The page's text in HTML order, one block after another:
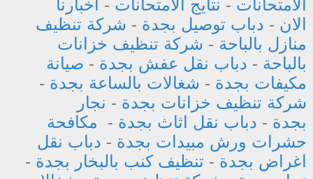
الامتحانات - نتايج الامتحانات -
اخبارنا
الان - دباب توصيل بجدة - شركة تنظيف
منازل بالباحة - شركة تنظيف خزانات
بالباحة - دباب نقل عفش بجدة - صيانة
مكيفات بجدة - شغالات بالساعة بجدة -
شركة تنظيف خزانات بجدة - نجار
بجدة - دباب نقل اثاث بجدة - مكافحة
حشرات ورش مبيدات بجدة - دباب نقل
اغراض بجدة - تنظيف كنب بالبخار بجدة -